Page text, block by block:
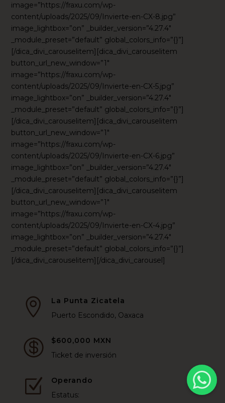
image=”https://fraxu.com/wp-
content/uploads/2025/09/Invierte-en-CX-8.jpg”
image_lightbox=”on” _builder_version=”4.27.4″
_module_preset=”default” global_colors_info=”{}”]
[/dica_divi_carouselitem][dica_divi_carouselitem
button_url_new_window=”1″
image=”https://fraxu.com/wp-
content/uploads/2025/09/Invierte-en-CX-5.jpg”
image_lightbox=”on” _builder_version=”4.27.4″
_module_preset=”default” global_colors_info=”{}”]
[/dica_divi_carouselitem][dica_divi_carouselitem
button_url_new_window=”1″
image=”https://fraxu.com/wp-
content/uploads/2025/09/Invierte-en-CX-6.jpg”
image_lightbox=”on” _builder_version=”4.27.4″
_module_preset=”default” global_colors_info=”{}”]
[/dica_divi_carouselitem][dica_divi_carouselitem
button_url_new_window=”1″
image=”https://fraxu.com/wp-
content/uploads/2025/09/Invierte-en-CX-4.jpg”
image_lightbox=”on” _builder_version=”4.27.4″
_module_preset=”default” global_colors_info=”{}”]
[/dica_divi_carouselitem][/dica_divi_carousel]

La Punta Zicatela
Puerto Escondido, Oaxaca

$600,000 MXN
Ticket de inversión
Z
Operando
Estatus: